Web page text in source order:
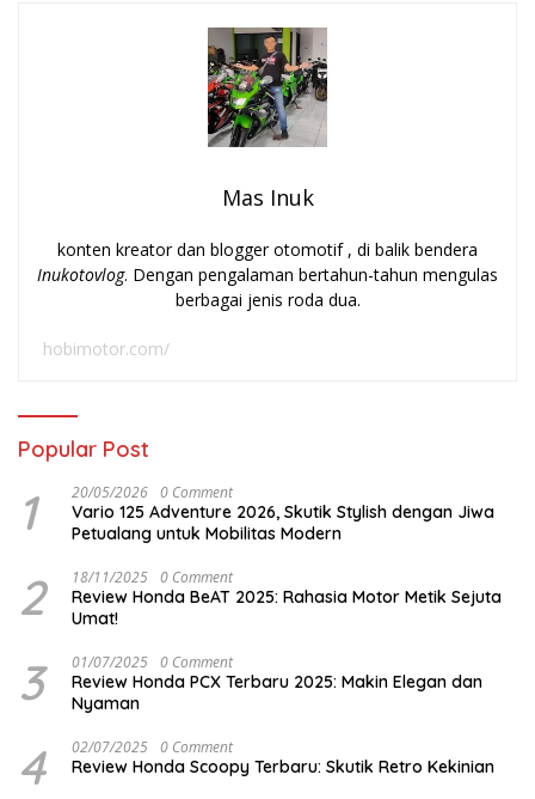
Mas Inuk
konten kreator dan blogger otomotif , di balik bendera
Inukotovlog. Dengan pengalaman bertahun-tahun mengulas
berbagai jenis roda dua.
hobimotor.com/
Popular Post
1 20/05/2026 0 Comment
Vario 125 Adventure 2026, Skutik Stylish dengan Jiwa
Petualang untuk Mobilitas Modern
2 18/11/2025 0 Comment
Review Honda BeAT 2025: Rahasia Motor Metik Sejuta
Umat!
3 01/07/2025 0 Comment
Review Honda PCX Terbaru 2025: Makin Elegan dan
Nyaman
4 02/07/2025 0 Comment
Review Honda Scoopy Terbaru: Skutik Retro Kekinian